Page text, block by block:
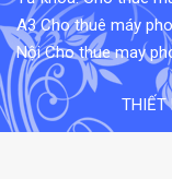
A3 Cho thuê máy
Nội Cho thue may
THIẾT